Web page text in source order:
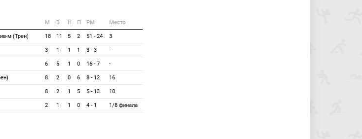
М В Н П РМ Место
м (Трен) 18 11 5 2 51 - 24 3
3 1 1 1 3 - 3 -
6 5 1 0 16 - 7 -
8 2 0 6 8 - 12 16
8 2 1 5 5 - 13 10
2 1 1 0 4 - 1 1/8 финала